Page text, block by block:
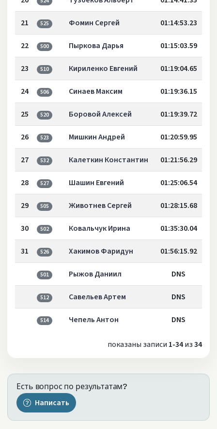
21 525 Фомин Сергей 01:14:53.23
22 500 Пыркова Дарья 01:15:03.59
23 510 Кириленко Евгений 01:19:04.65
24 506 Синаев Максим 01:19:36.15
25 520 Боровой Алексей 01:19:39.72
26 523 Мишкин Андрей 01:20:59.95
27 532 Калеткин Константин 01:21:56.29
28 527 Шашин Евгений 01:25:06.54
29 505 Животнев Сергей 01:28:15.68
30 502 Ковальчук Ирина 01:35:30.04
31 526 Хакимов Фаридун 01:56:15.92
501 Рыжов Даниил DNS
512 Савельев Артем DNS
514 Чепель Антон DNS
показаны записи 1-34из34
Есть вопрос по результатам?
Написать